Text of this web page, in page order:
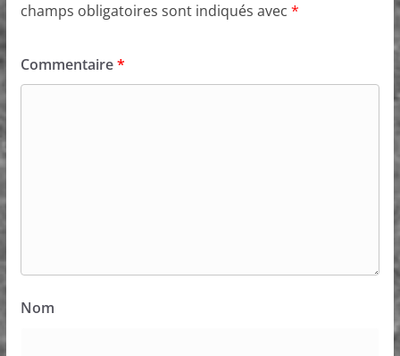
champs obligatoires sont indiqués avec *
Commentaire*
Nom